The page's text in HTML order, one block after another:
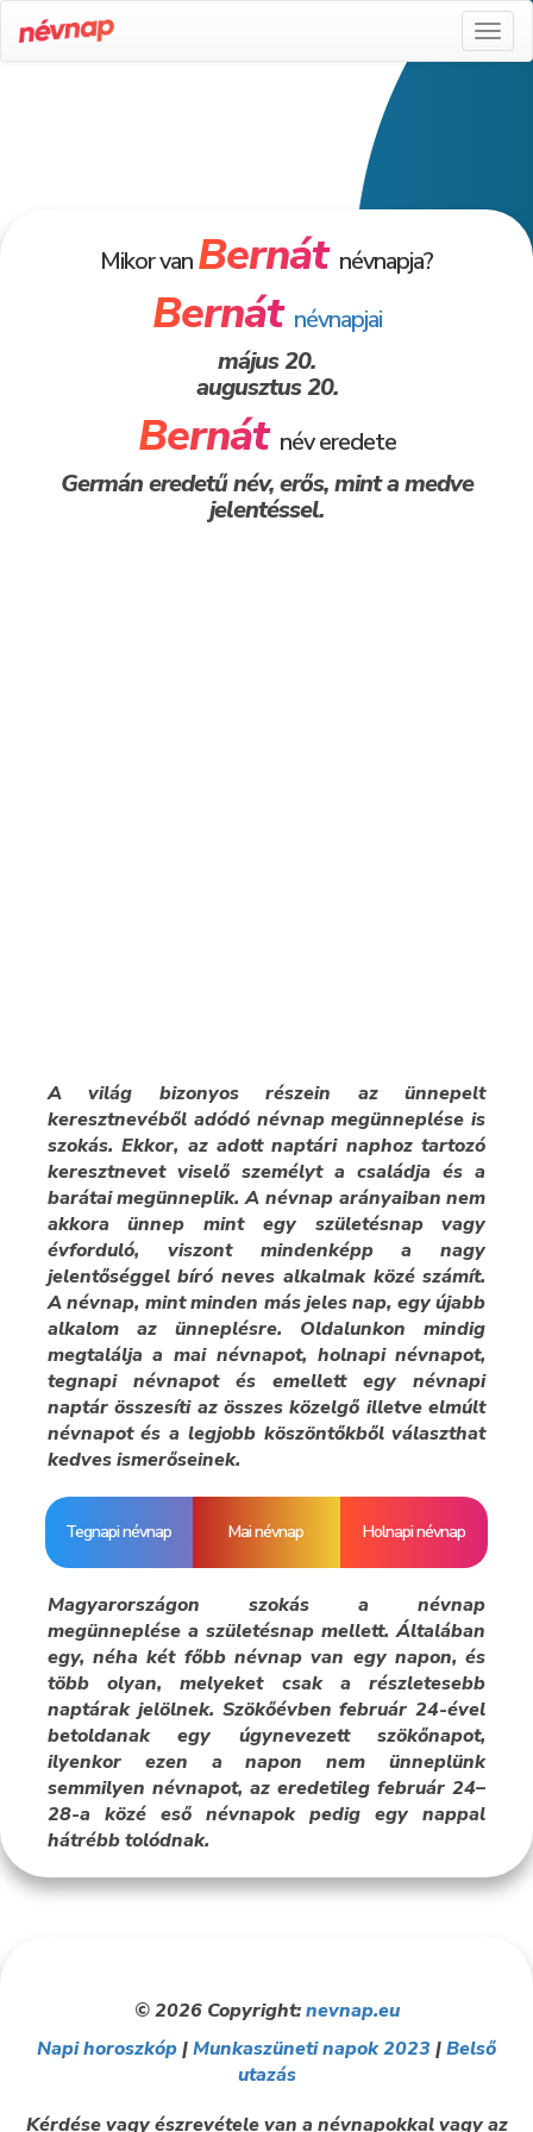
Mikor vanBernát névnapja?
Bernát névnapjai
május 20.
augusztus 20.
Bernát név eredete
Germán eredetű név, erős, mint a medve
jelentéssel.
A világ bizonyos részein az ünnepelt
keresztnevéből adódó névnap megünneplése is
szokás. Ekkor, az adott naptári naphoz tartozó
keresztnevet viselő személyt a családja és a
barátai megünneplik. A névnap arányaiban nem
akkora ünnep mint egy születésnap vagy
évforduló, viszont mindenképp a nagy
jelentőséggel bíró neves alkalmak közé számít.
A névnap, mint minden más jeles nap, egy újabb
alkalom az ünneplésre. Oldalunkon mindig
megtalálja a mai névnapot, holnapi névnapot,
tegnapi névnapot és emellett egy névnapi
naptár összesíti az összes közelgő illetve elmúlt
névnapot és a legjobb köszöntőkből választhat
kedves ismerőseinek.
Tegnapi névnap Mai névnap Holnapi névnap
Magyarországon szokás a névnap
megünneplése a születésnap mellett. Általában
egy, néha két főbb névnap van egy napon, és
több olyan, melyeket csak a részletesebb
naptárak jelölnek. Szökőévben február 24-ével
betoldanak egy úgynevezett szökőnapot,
ilyenkor ezen a napon nem ünneplünk
semmilyen névnapot, az eredetileg február 24–
28-a közé eső névnapok pedig egy nappal
hátrébb tolódnak.
© 2026 Copyright:nevnap.eu
Napi horoszkóp|Munkaszüneti napok 2023|Belső
utazás
Kérdése vagy észrevétele van a névnapokkal vagy az